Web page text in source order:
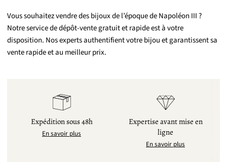
Vous souhaitez vendre des bijoux de l’époque de Napoléon III ?
Notre service de dépôt-vente gratuit et rapide est à votre
disposition. Nos experts authentifient votre bijou et garantissent sa
vente rapide et au meilleur prix.
Expédition sous 48h
En savoir plus
Expertise avant mise en
ligne
En savoir plus